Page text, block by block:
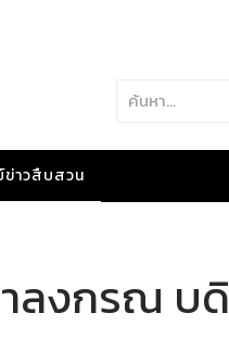
ข่าวสืบสวน
าลงกรณ บ